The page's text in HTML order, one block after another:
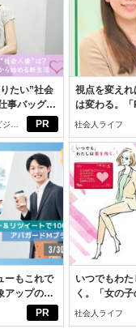
PR
たい”社会
事バッグ選
新生活
ネ
視点を変えれ
は変わる。
PROJECT」
社会人ライフ
PR
ーもこれで
ップのセ
ース術
いつでもわ
く。「女の
向きに♪社会
社会人ライフ